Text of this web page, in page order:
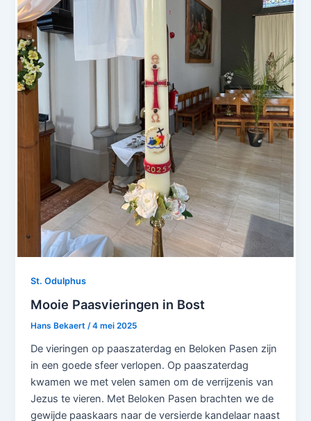
St. Odulphus
Mooie Paasvieringen in Bost
Hans Bekaert/4 mei 2025
De vieringen op paaszaterdag en Beloken Pasen zijn
in een goede sfeer verlopen. Op paaszaterdag
kwamen we met velen samen om de verrijzenis van
Jezus te vieren. Met Beloken Pasen brachten we de
gewijde paaskaars naar de versierde kandelaar naast